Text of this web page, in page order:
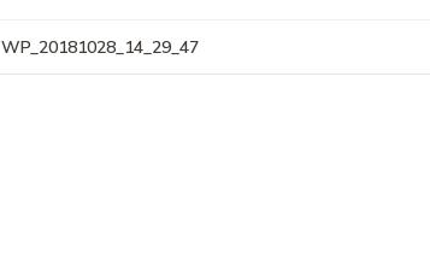
WP_20181028_14_29_47